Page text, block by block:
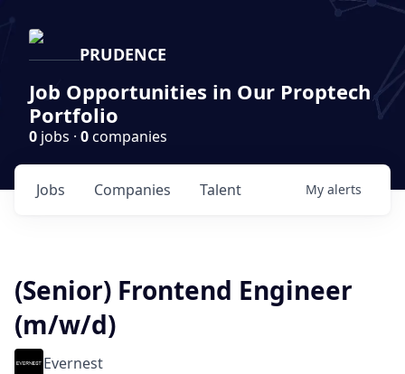
PRUDENCE
Job Opportunities in Our Proptech
Portfolio
0 jobs · 0companies
Jobs Companies Talent My alerts
(Senior) Frontend Engineer
(m/w/d)
Evernest